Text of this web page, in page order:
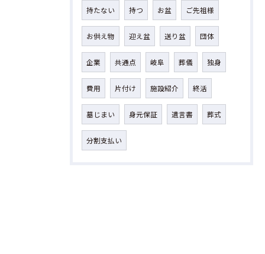
持たない 持つ お盆 ご先祖様
お供え物 迎え盆 送り盆 団体
企業 共通点 岐阜 葬儀 独身
費用 片付け 施設紹介 終活
墓じまい 身元保証 遺言書 葬式
分割支払い